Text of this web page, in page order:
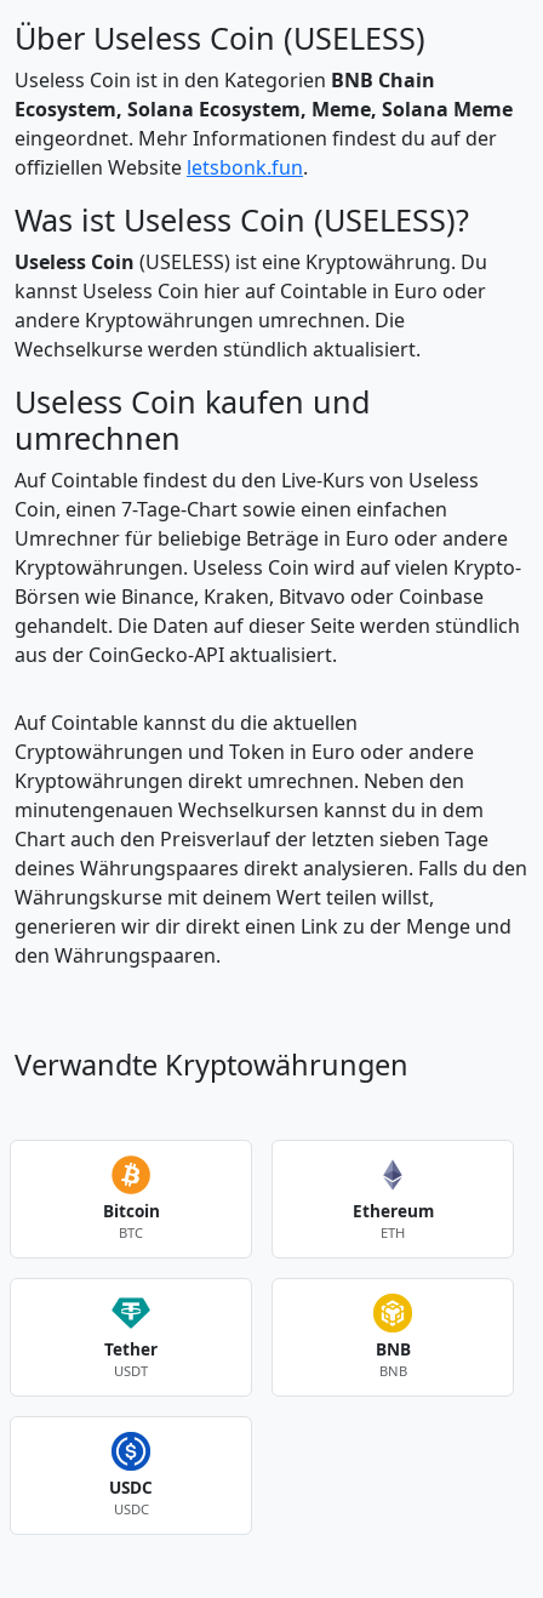
Über Useless Coin (USELESS)
Useless Coin ist in den Kategorien BNB Chain
Ecosystem, Solana Ecosystem, Meme, Solana Meme
eingeordnet. Mehr Informationen findest du auf der
offiziellen Website letsbonk.fun.
Was ist Useless Coin (USELESS)?
Useless Coin (USELESS) ist eine Kryptowährung. Du
kannst Useless Coin hier auf Cointable in Euro oder
andere Kryptowährungen umrechnen. Die
Wechselkurse werden stündlich aktualisiert.
Useless Coin kaufen und
umrechnen
Auf Cointable findest du den Live-Kurs von Useless
Coin, einen 7-Tage-Chart sowie einen einfachen
Umrechner für beliebige Beträge in Euro oder andere
Kryptowährungen. Useless Coin wird auf vielen Krypto-
Börsen wie Binance, Kraken, Bitvavo oder Coinbase
gehandelt. Die Daten auf dieser Seite werden stündlich
aus der CoinGecko-API aktualisiert.
Auf Cointable kannst du die aktuellen
Cryptowährungen und Token in Euro oder andere
Kryptowährungen direkt umrechnen. Neben den
minutengenauen Wechselkursen kannst du in dem
Chart auch den Preisverlauf der letzten sieben Tage
deines Währungspaares direkt analysieren. Falls du den
Währungskurse mit deinem Wert teilen willst,
generieren wir dir direkt einen Link zu der Menge und
den Währungspaaren.
Verwandte Kryptowährungen
Bitcoin
BTC
Ethereum
ETH
Tether
USDT
BNB
BNB
USDC
USDC